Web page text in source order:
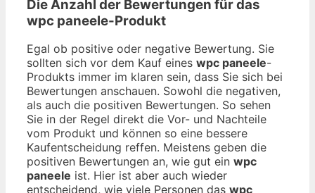
Die Anzahl der Bewertungen für das
wpc paneele-Produkt
Egal ob positive oder negative Bewertung. Sie
sollten sich vor dem Kauf eines wpc paneele-
Produkts immer im klaren sein, dass Sie sich bei
Bewertungen anschauen. Sowohl die negativen,
als auch die positiven Bewertungen. So sehen
Sie in der Regel direkt die Vor- und Nachteile
vom Produkt und können so eine bessere
Kaufentscheidung reffen. Meistens geben die
positiven Bewertungen an, wie gut ein wpc
paneele ist. Hier ist aber auch wieder
entscheidend, wie viele Personen das wpc